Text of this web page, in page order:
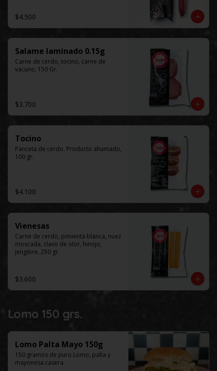
$4.500
Salame laminado 0.15g
Carne de cerdo, tocino, carne de
vacuno, 150 Gr.
$3.700
Tocino
Panceta de cerdo. Producto ahumado,
100 gr.
$4.100
Vienesas
Carne de cerdo, pimienta blanca, nuez
moscada, clavo de olor, hinojo,
jengibre, 250 gr.
$3.600
Lomo 150 grs.
Lomo Palta Mayo 150g
150 gramos de puro Lomo, palta y
mayonesa casera